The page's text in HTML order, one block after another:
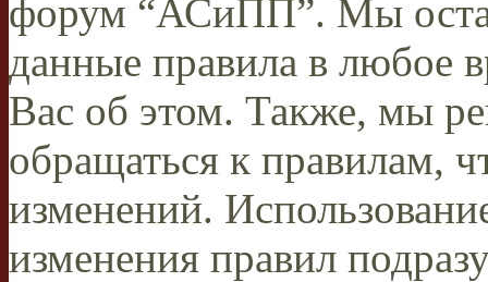
форум “АСиПП”. Мы
данные правила в любое
Вас об этом. Также, мы
обращаться к правилам,
изменений.
изменения правил